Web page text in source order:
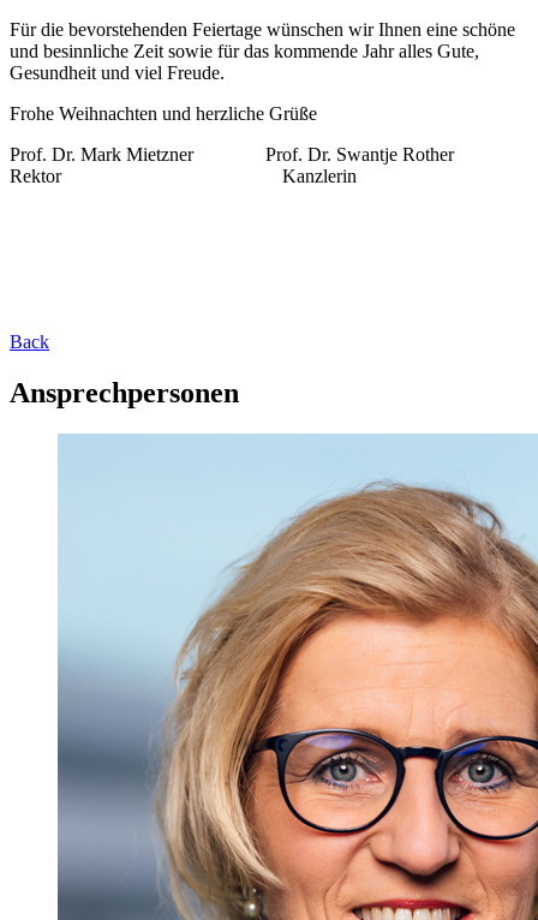
Für die bevorstehenden Feiertage wünschen wir Ihnen eine schöne
und besinnliche Zeit sowie für das kommende Jahr alles Gute,
Gesundheit und viel Freude.
Frohe Weihnachten und herzliche Grüße
Prof. Dr. Mark Mietzner Prof. Dr. Swantje Rother
Rektor Kanzlerin
Back
Ansprechpersonen